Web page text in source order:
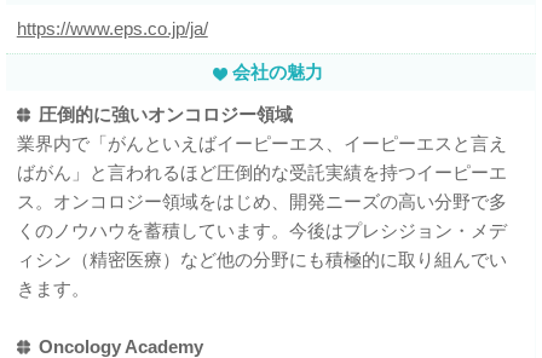
https://www.eps.co.jp/ja/
会社の魅力
圧倒的に強いオンコロジー領域
業界内で「がんといえばイーピーエス、イーピーエスと言え
ばがん」と言われるほど圧倒的な受託実績を持つイーピーエ
ス。オンコロジー領域をはじめ、開発ニーズの高い分野で多
くのノウハウを蓄積しています。今後はプレシジョン・メデ
ィシン（精密医療）など他の分野にも積極的に取り組んでい
きます。
Oncology Academy